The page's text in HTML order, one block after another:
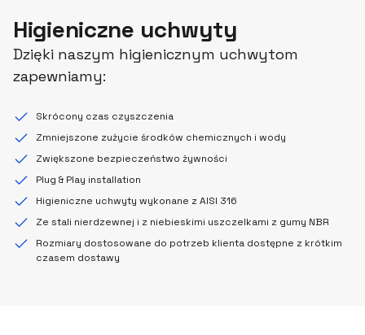
Higieniczne uchwyty
Dzięki naszym higienicznym uchwytom
zapewniamy:
Skrócony czas czyszczenia
Zmniejszone zużycie środków chemicznych i wody
Zwiększone bezpieczeństwo żywności
Plug & Play installation
Higieniczne uchwyty wykonane z AISI 316
Ze stali nierdzewnej i z niebieskimi uszczelkami z gumy NBR
Rozmiary dostosowane do potrzeb klienta dostępne z krótkim
czasem dostawy